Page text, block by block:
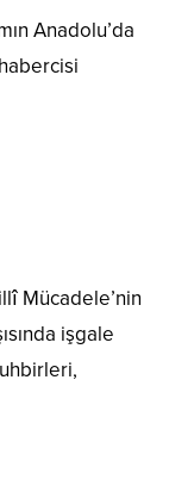
Anadolu’da
Mücadele’nin
işgale